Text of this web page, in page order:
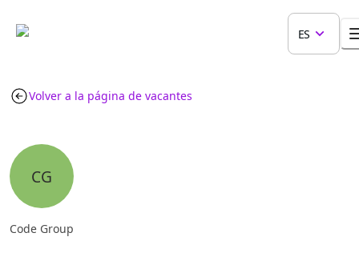
ES
Volver a la página de vacantes
CG
Code Group